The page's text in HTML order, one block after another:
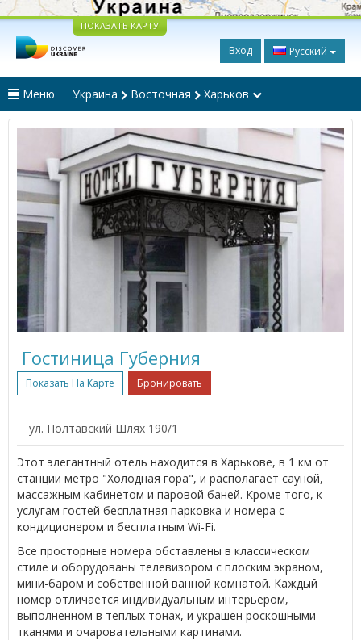
ПОКАЗАТЬ КАРТУ
Вход Русский
Меню Украина Восточная Харьков
Гостиница Губерния
Показать На Карте Бронировать
ул. Полтавский Шлях 190/1
Этот элегантный отель находится в Харькове, в 1 км от
станции метро "Холодная гора", и располагает сауной,
массажным кабинетом и паровой баней. Кроме того, к
услугам гостей бесплатная парковка и номера с
кондиционером и бесплатным Wi-Fi.
Все просторные номера обставлены в классическом
стиле и оборудованы телевизором с плоским экраном,
мини-баром и собственной ванной комнатой. Каждый
номер отличается индивидуальным интерьером,
выполненном в теплых тонах, и украшен роскошными
тканями и очаровательными картинами.